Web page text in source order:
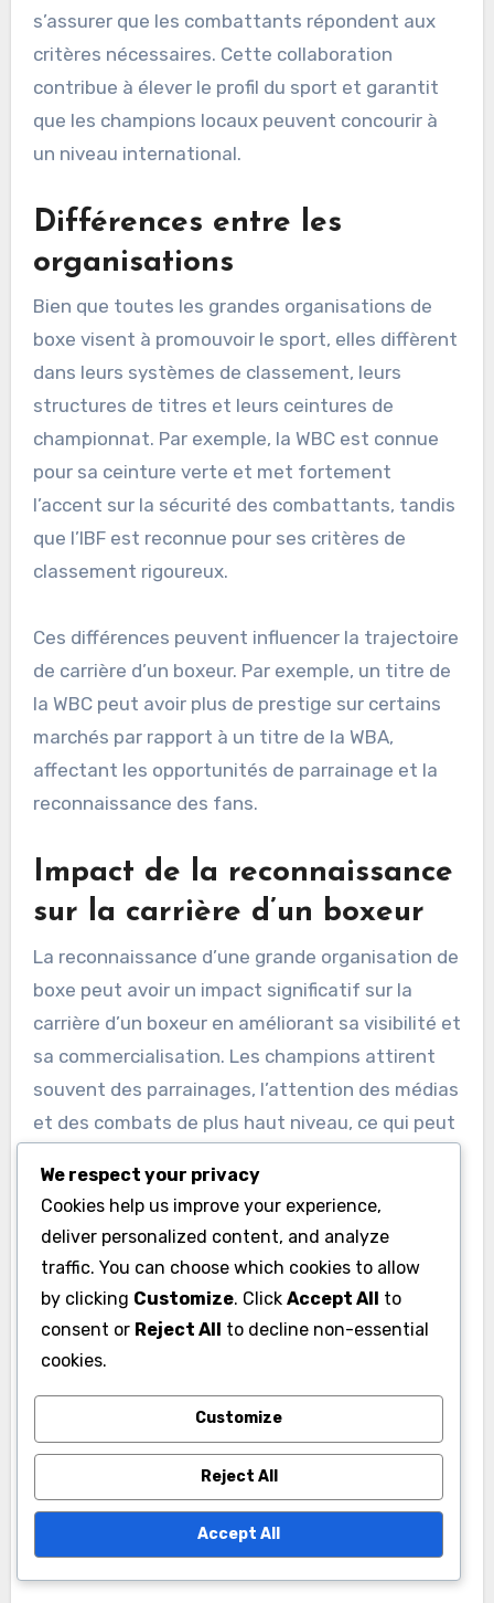
s’assurer que les combattants répondent aux
critères nécessaires. Cette collaboration
contribue à élever le profil du sport et garantit
que les champions locaux peuvent concourir à
un niveau international.
Différences entre les
organisations
Bien que toutes les grandes organisations de
boxe visent à promouvoir le sport, elles diffèrent
dans leurs systèmes de classement, leurs
structures de titres et leurs ceintures de
championnat. Par exemple, la WBC est connue
pour sa ceinture verte et met fortement
l’accent sur la sécurité des combattants, tandis
que l’IBF est reconnue pour ses critères de
classement rigoureux.
Ces différences peuvent influencer la trajectoire
de carrière d’un boxeur. Par exemple, un titre de
la WBC peut avoir plus de prestige sur certains
marchés par rapport à un titre de la WBA,
affectant les opportunités de parrainage et la
reconnaissance des fans.
Impact de la reconnaissance
sur la carrière d’un boxeur
La reconnaissance d’une grande organisation de
boxe peut avoir un impact significatif sur la
carrière d’un boxeur en améliorant sa visibilité et
sa commercialisation. Les champions attirent
souvent des parrainages, l’attention des médias
et des combats de plus haut niveau, ce qui peut
De plus, être reconnu par une organisation
combats internationaux, permettant aux
boxeurs saoudiens de concourir à l’échelle
mondiale. Cette exposition non seulement
également à la croissance globale de la boxe en
Arabie Saoudite.
We respect your privacy
Cookies help us improve your experience,
deliver personalized content, and analyze
traffic. You can choose which cookies to allow
by clicking Customize. Click Accept All to
consent or Reject All to decline non-essential
cookies.
Customize
Reject All
Accept All